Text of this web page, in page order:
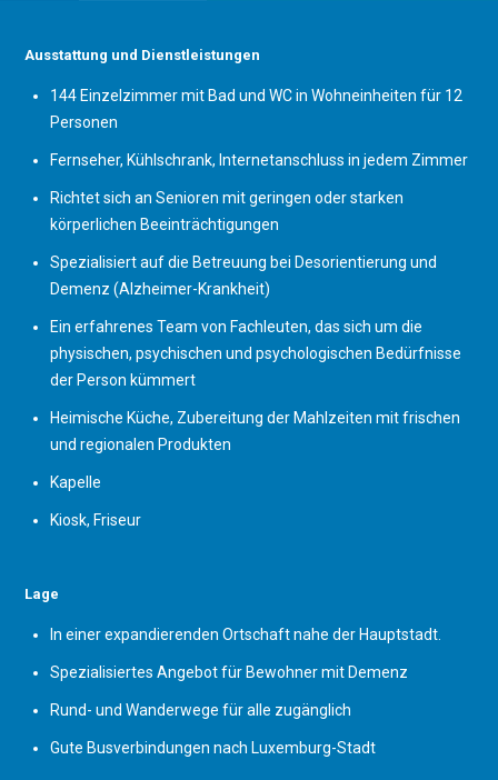
Ausstattung und Dienstleistungen
144 Einzelzimmer mit Bad und WC in Wohneinheiten für 12
Personen
Fernseher, Kühlschrank, Internetanschluss in jedem Zimmer
Richtet sich an Senioren mit geringen oder starken
körperlichen Beeinträchtigungen
Spezialisiert auf die Betreuung bei Desorientierung und
Demenz (Alzheimer-Krankheit)
Ein erfahrenes Team von Fachleuten, das sich um die
physischen, psychischen und psychologischen Bedürfnisse
der Person kümmert
Heimische Küche, Zubereitung der Mahlzeiten mit frischen
und regionalen Produkten
Kapelle
Kiosk, Friseur
Lage
In einer expandierenden Ortschaft nahe der Hauptstadt.
Spezialisiertes Angebot für Bewohner mit Demenz
Rund- und Wanderwege für alle zugänglich
Gute Busverbindungen nach Luxemburg-Stadt